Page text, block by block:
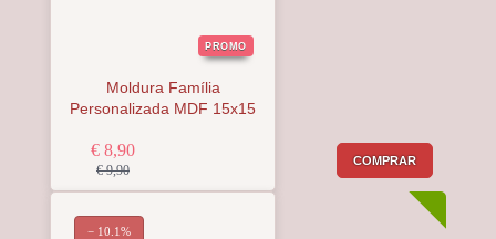
PROMO
Moldura Família
Personalizada MDF 15x15
€ 8,90
€ 9,90
COMPRAR
− 10.1%